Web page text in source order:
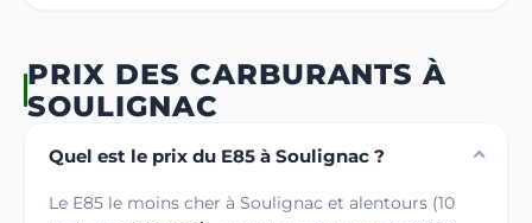
PRIX DES CARBURANTS À
SOULIGNAC
Quel est le prix du E85 à Soulignac ?
Le E85 le moins cher à Soulignac et alentours (10